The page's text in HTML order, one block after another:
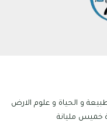
و الحياة و علوم الارض